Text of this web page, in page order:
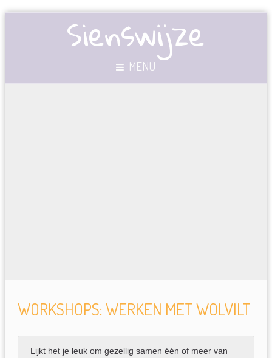
Sienswijze
MENU
WORKSHOPS: WERKEN MET WOLVILT
Lijkt het je leuk om gezellig samen één of meer van